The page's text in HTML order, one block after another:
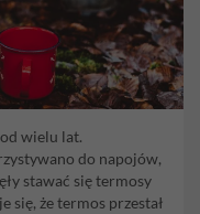
wielu lat.
do napojów,
stawać się termosy
się, że termos przestał